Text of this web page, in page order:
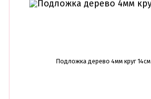
Подложка дерево 4мм круг 14см